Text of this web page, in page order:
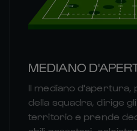
MEDIANO
Il mediano d'apertura,
della squadra, dirige
territorio e prende